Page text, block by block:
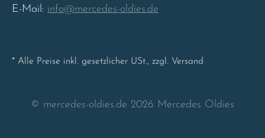
E-Mail: info@mercedes-oldies.de
* Alle Preise inkl. gesetzlicher USt., zzgl. Versand
© mercedes-oldies.de 2026 Mercedes Oldies